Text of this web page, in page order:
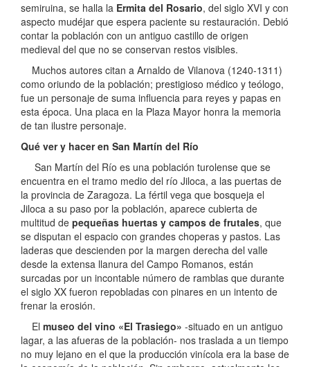
semiruina, se halla la Ermita del Rosario, del siglo XVI y con
aspecto mudéjar que espera paciente su restauración. Debió
contar la población con un antiguo castillo de origen
medieval del que no se conservan restos visibles.
Muchos autores citan a Arnaldo de Vilanova (1240-1311)
como oriundo de la población; prestigioso médico y teólogo,
fue un personaje de suma influencia para reyes y papas en
esta época. Una placa en la Plaza Mayor honra la memoria
de tan ilustre personaje.
Qué ver y hacer en San Martín del Río
San Martín del Río es una población turolense que se
encuentra en el tramo medio del río Jiloca, a las puertas de
la provincia de Zaragoza. La fértil vega que bosqueja el
Jiloca a su paso por la población, aparece cubierta de
multitud de pequeñas huertas y campos de frutales, que
se disputan el espacio con grandes choperas y pastos. Las
laderas que descienden por la margen derecha del valle
desde la extensa llanura del Campo Romanos, están
surcadas por un incontable número de ramblas que durante
el siglo XX fueron repobladas con pinares en un intento de
frenar la erosión.
El museo del vino «El Trasiego» -situado en un antiguo
lagar, a las afueras de la población- nos traslada a un tiempo
no muy lejano en el que la producción vinícola era la base de